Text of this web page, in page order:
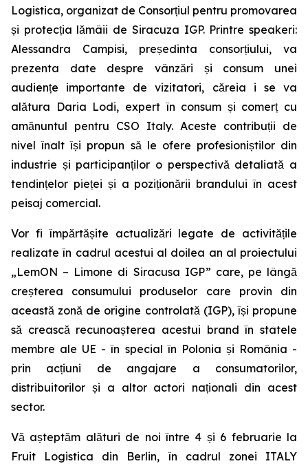
Logistica, organizat de Consorțiul pentru promovarea
și protecția lămâii de Siracuza IGP. Printre speakeri:
Alessandra Campisi, președinta consorțiului, va
prezenta date despre vânzări și consum unei
audiențe importante de vizitatori, căreia i se va
alătura Daria Lodi, expert în consum și comerț cu
amănuntul pentru CSO Italy. Aceste contribuții de
nivel înalt își propun să le ofere profesioniștilor din
industrie și participanților o perspectivă detaliată a
tendințelor pieței și a poziționării brandului în acest
peisaj comercial.
Vor fi împărtășite actualizări legate de activitățile
realizate în cadrul acestui al doilea an al proiectului
„LemON – Limone di Siracusa IGP” care, pe lângă
creșterea consumului produselor care provin din
această zonă de origine controlată (IGP), își propune
să crească recunoașterea acestui brand în statele
membre ale UE - în special în Polonia și România -
prin acțiuni de angajare a consumatorilor,
distribuitorilor și a altor actori naționali din acest
sector.
Vă așteptăm alături de noi între 4 și 6 februarie la
Fruit Logistica din Berlin, în cadrul zonei ITALY